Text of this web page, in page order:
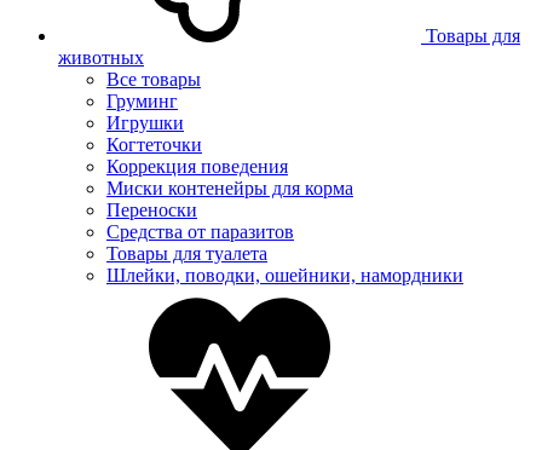
Товары для
животных
Все товары
Груминг
Игрушки
Когтеточки
Коррекция поведения
Миски контенейры для корма
Переноски
Средства от паразитов
Товары для туалета
Шлейки, поводки, ошейники, намордники